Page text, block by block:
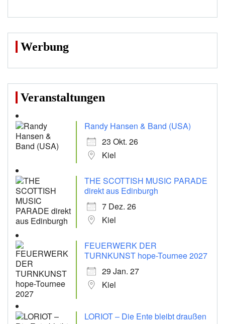
Werbung
Veranstaltungen
Randy Hansen & Band (USA)
23 Okt. 26
Kiel
THE SCOTTISH MUSIC PARADE
direkt aus Edinburgh
7 Dez. 26
Kiel
FEUERWERK DER
TURNKUNST hope-Tournee 2027
29 Jan. 27
Kiel
LORIOT – Die Ente bleibt draußen